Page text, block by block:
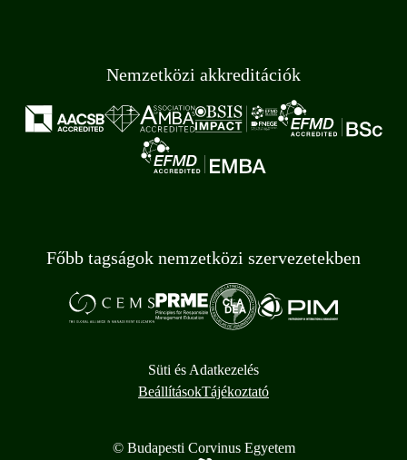
Nemzetközi akkreditációk
Főbb tagságok nemzetközi szervezetekben
Süti és Adatkezelés
BeállításokTájékoztató
© Budapesti Corvinus Egyetem